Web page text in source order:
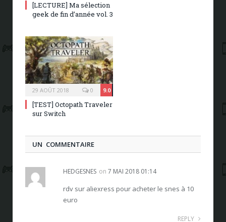
[LECTURE] Ma sélection
geek de fin d’année vol. 3
29 AOÛT 2018 9.0
0
[TEST] Octopath Traveler
sur Switch
UN COMMENTAIRE
HEDGESNES on 7 MAI 2018 01:14
rdv sur aliexress pour acheter le snes à 10
euro
REPLY